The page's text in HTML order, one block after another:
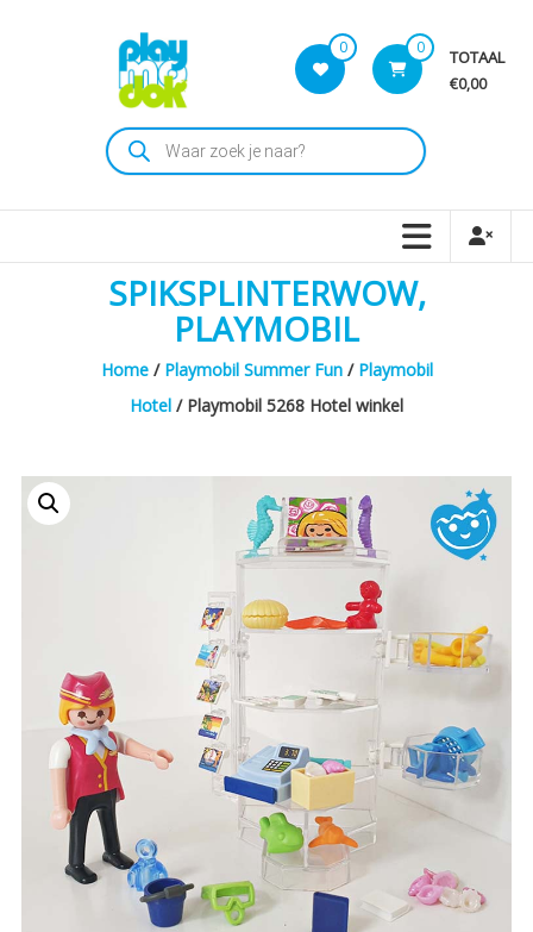
Playmodok
Tweedehands
dromen
voor
iedereen
0 0 TOTAAL
€0,00
Producten
zoeken
SPIKSPLINTERWOW,
PLAYMOBIL
Home/ Playmobil Summer Fun/ Playmobil
Hotel / Playmobil 5268 Hotel winkel